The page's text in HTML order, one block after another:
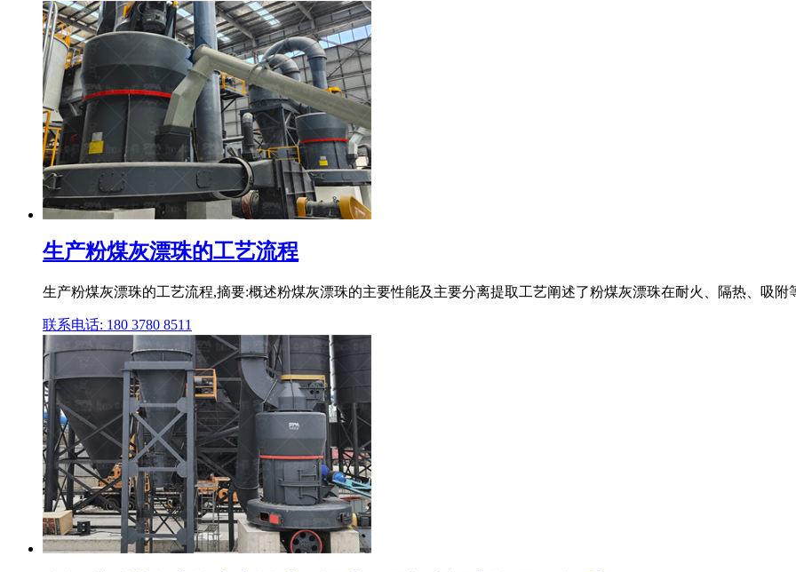
生产粉煤灰漂珠的工艺流程
生产粉煤灰漂珠的工艺流程,摘要:概述粉煤灰漂珠的主要性能及主要分离提取工艺阐述了粉煤灰漂珠在耐火、隔热、吸附
联系电话: 180 3780 8511